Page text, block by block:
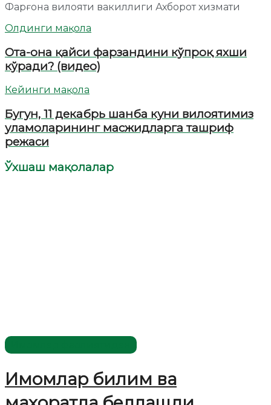
Фарғона вилояти вакиллиги Ахборот хизмати
Олдинги мақола
Ота-она қайси фарзандини кўпроқ яхши
кўради? (видео)
Кейинги мақола
Бугун, 11 декабрь шанба куни вилоятимиз
уламоларининг масжидларга ташриф
режаси
Ўхшаш мақолалар
Имомлар билим ва